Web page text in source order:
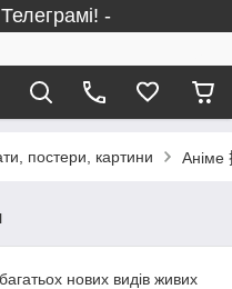
-
постери, картини Аніме
нових видів живих